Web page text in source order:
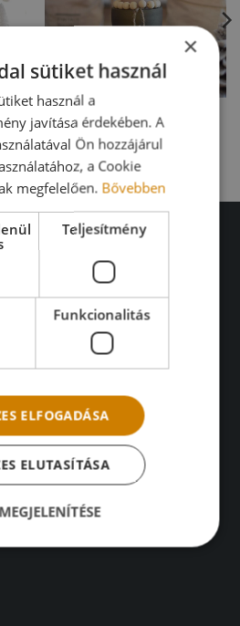
GYORS NÉZET
Karácsonyi minimál
gyertyatartó
8 900
Ft
fizetést a Barion Payment
×
sütiket használ
használ a
javítása érdekében. A
Ön hozzájárul
a Cookie
megfelelően. Bővebben
Teljesítmény
Funkcionalitás
ELFOGADÁSA
ELUTASÍTÁSA